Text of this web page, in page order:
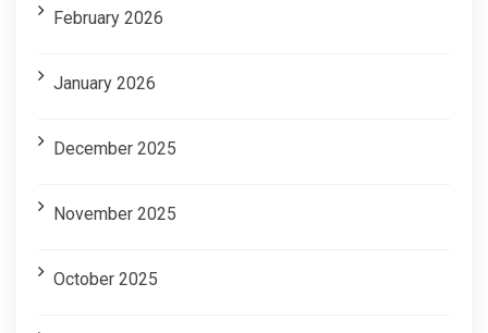
February 2026
January 2026
December 2025
November 2025
October 2025